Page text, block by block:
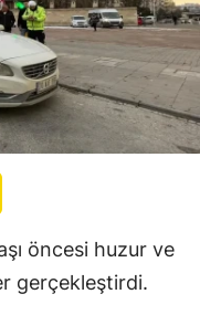
öncesi huzur ve
gerçekleştirdi.